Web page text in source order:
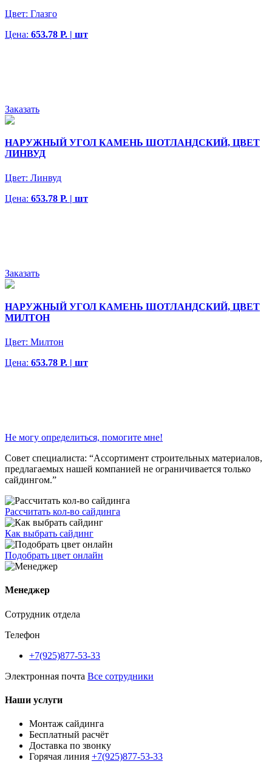
Цвет: Глазго
Цена: 653.78 Р. | шт
Заказать
НАРУЖНЫЙ УГОЛ КАМЕНЬ ШОТЛАНДСКИЙ, ЦВЕТ
ЛИНВУД
Цвет: Линвуд
Цена: 653.78 Р. | шт
Заказать
НАРУЖНЫЙ УГОЛ КАМЕНЬ ШОТЛАНДСКИЙ, ЦВЕТ
МИЛТОН
Цвет: Милтон
Цена: 653.78 Р. | шт
Не могу определиться, помогите мне!
Совет специалиста: “Ассортимент строительных материалов,
предлагаемых нашей компанией не ограничивается только
сайдингом.”
Рассчитать кол-во сайдинга
Как выбрать сайдинг
Подобрать цвет онлайн
Менеджер
Сотрудник отдела
Телефон
+7(925)877-53-33
Электронная почта Все сотрудники
Наши услуги
Монтаж сайдинга
Бесплатный расчёт
Доставка по звонку
Горячая линия +7(925)877-53-33